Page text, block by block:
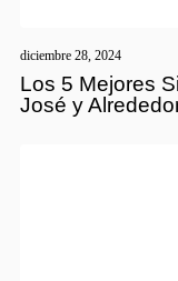
diciembre 28, 2024
Los 5 Mejores
José y